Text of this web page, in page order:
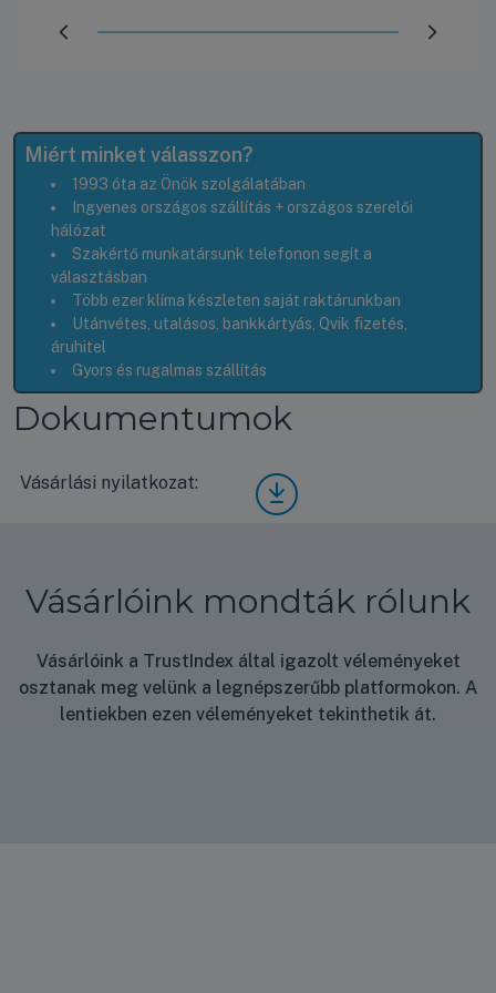
Miért minket válasszon?
1993 óta az Önök szolgálatában
Ingyenes országos szállítás + országos szerelői
hálózat
Szakértő munkatársunk telefonon segít a
választásban
Több ezer klíma készleten saját raktárunkban
Utánvétes, utalásos, bankkártyás, Qvik fizetés,
áruhitel
Gyors és rugalmas szállítás
Dokumentumok
Vásárlási nyilatkozat:
Vásá
rlási
Vásárlóink mondták rólunk
Vásárlóink a TrustIndex által igazolt véleményeket
osztanak meg velünk a legnépszerűbb platformokon. A
lentiekben ezen véleményeket tekinthetik át.